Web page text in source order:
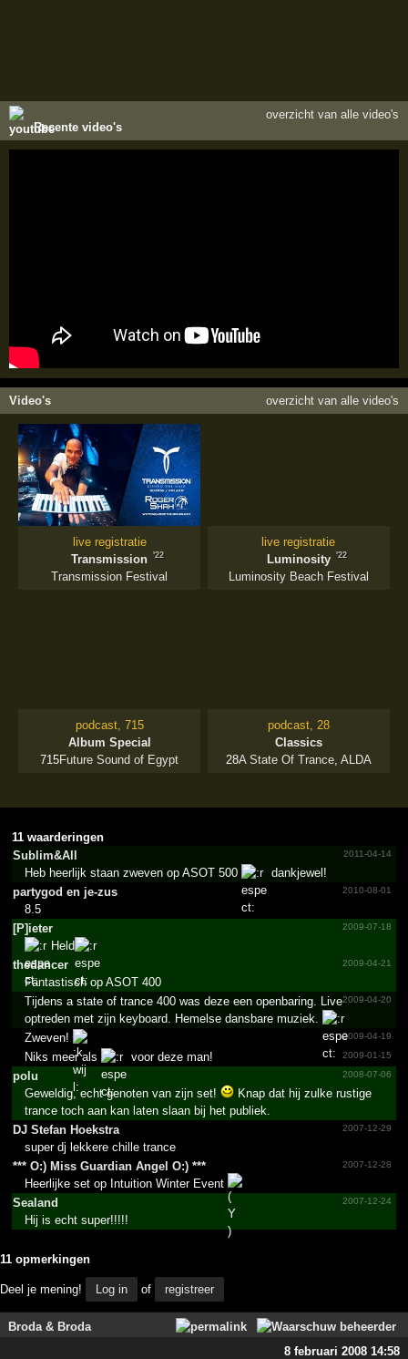
Recente video's
overzicht van alle video's
Video's overzicht van alle video's
live registratie
Transmission
'22
Transmission Festival
live registratie
Luminosity
'22
Luminosity Beach Festival
podcast, 715
Album Special
715Future Sound of Egypt
podcast, 28
Classics
28A State Of Trance, ALDA
11 waarderingen
Sublim&All
2011-04-14
Heb heerlijk staan zweven op ASOT 500
dankjewel!
partygod en je-zus
2010-08-01
8.5
[P]ieter
2009-07-18
Held
thedancer
2009-04-21
Fantastisch op ASOT 400
2009-04-20
Tijdens a state of trance 400 was deze een openbaring. Live
optreden met zijn keyboard. Hemelse dansbare muziek.
2009-04-19
Zweven!
2009-01-15
Niks meer als
voor deze man!
polu
2008-07-06
Geweldig, echt genoten van zijn set!
Knap dat hij zulke rustige
trance toch aan kan laten slaan bij het publiek.
DJ Stefan Hoekstra
2007-12-29
super dj lekkere chille trance
***­ O:) Miss Guardian Angel O:) ***­
2007-12-28
Heerlijke set op Intuition Winter Event
Sealand
2007-12-24
Hij is echt super!!!!!
11 opmerkingen
Deel je mening! Log in of registreer
Broda & Broda
8 februari 2008 14:58